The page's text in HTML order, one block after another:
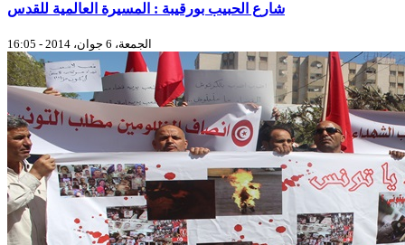
شارع الحبيب بورقيبة : المسيرة العالمية للقدس
الجمعة، 6 جوان، 2014 - 16:05